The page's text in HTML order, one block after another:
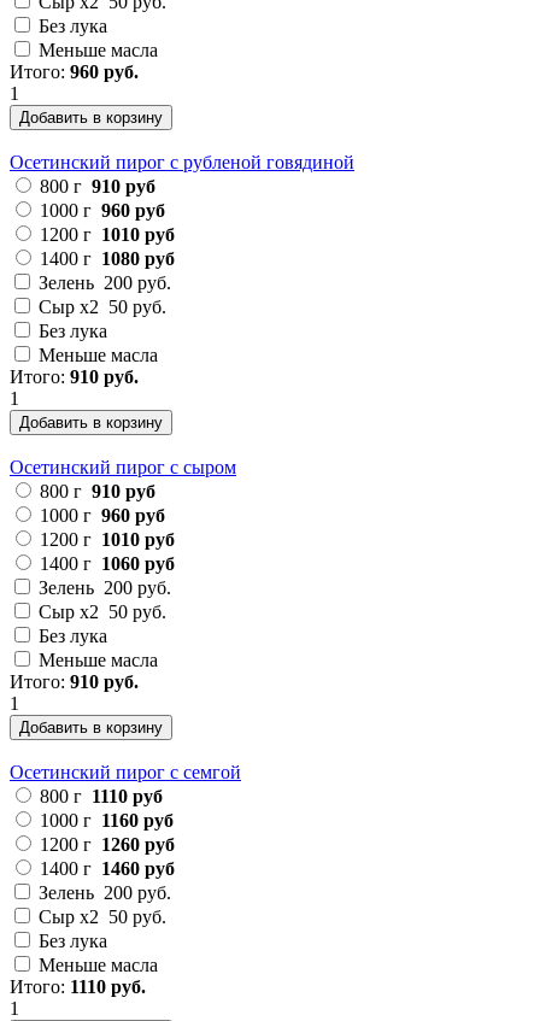
Без лука
Меньше масла
Итого: 960 руб.
1
Добавить в корзину
Осетинский пирог с рубленой говядиной
800 г 910 руб
1000 г 960 руб
1200 г 1010 руб
1400 г 1080 руб
Зелень 200 руб.
Сыр х2 50 руб.
Без лука
Меньше масла
Итого: 910 руб.
1
Добавить в корзину
Осетинский пирог с сыром
800 г 910 руб
1000 г 960 руб
1200 г 1010 руб
1400 г 1060 руб
Зелень 200 руб.
Сыр х2 50 руб.
Без лука
Меньше масла
Итого: 910 руб.
1
Добавить в корзину
Осетинский пирог с семгой
800 г 1110 руб
1000 г 1160 руб
1200 г 1260 руб
1400 г 1460 руб
Зелень 200 руб.
Сыр х2 50 руб.
Без лука
Меньше масла
Итого: 1110 руб.
1